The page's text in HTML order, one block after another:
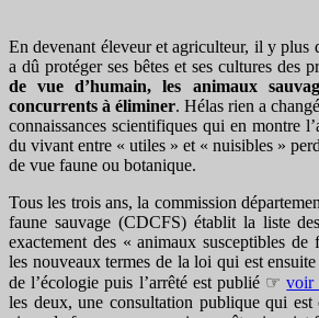
En devenant éleveur et agriculteur, il y plus
a dû protéger ses bêtes et ses cultures des
de vue d’humain, les animaux
concurrents à éliminer. Hélas rien a
connaissances scientifiques qui en montre
du vivant entre « utiles » et « nuisibles »
de vue faune ou botanique.
Tous les trois ans, la commission
faune sauvage (CDCFS) établit la liste
exactement des « animaux susceptibles de
les nouveaux termes de la loi qui est
de l’écologie puis l’arrêté est publié ☞voir
les deux, une consultation publique qui